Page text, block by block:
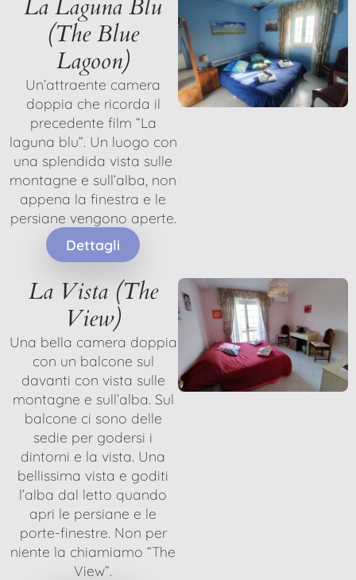
La Laguna Blu
(The Blue
Lagoon)
Un’attraente camera
doppia che ricorda il
precedente film “La
laguna blu”. Un luogo con
una splendida vista sulle
montagne e sull’alba, non
appena la finestra e le
persiane vengono aperte.
Dettagli
La Vista (The
View)
Una bella camera doppia
con un balcone sul
davanti con vista sulle
montagne e sull’alba. Sul
balcone ci sono delle
sedie per godersi i
dintorni e la vista. Una
bellissima vista e goditi
l’alba dal letto quando
apri le persiane e le
porte-finestre. Non per
niente la chiamiamo “The
View”.